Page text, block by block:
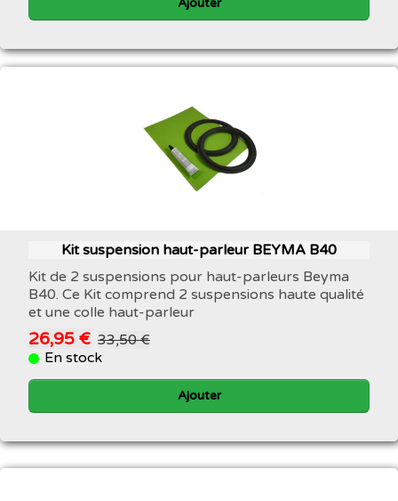
Ajouter
Kit suspension haut-parleur BEYMA B40
Kit de 2 suspensions pour haut-parleurs Beyma
B40. Ce Kit comprend 2 suspensions haute qualité
et une colle haut-parleur
26,95 € 33,50 €
En stock
Ajouter